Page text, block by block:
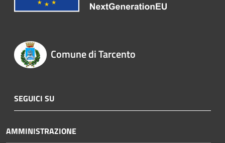
Comune di Tarcento
SEGUICI SU
AMMINISTRAZIONE